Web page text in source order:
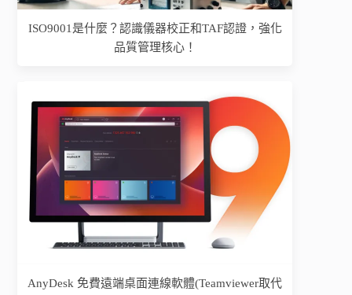
ISO9001是什麼？認識儀器校正和TAF認證，強化
品質管理核心！
AnyDesk 免費遠端桌面連線軟體(Teamviewer取代